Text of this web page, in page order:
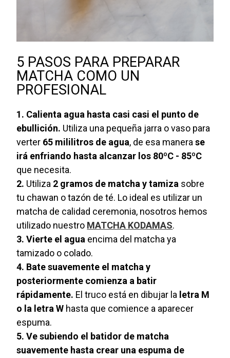
5 PASOS PARA PREPARAR
MATCHA COMO UN
PROFESIONAL
1. Calienta agua hasta casi casi el punto de
ebullición. Utiliza una pequeña jarra o vaso para
verter 65 mililitros de agua, de esa manerase
irá enfriando hasta alcanzar los 80ºC - 85ºC
que necesita.
2. Utiliza 2 gramos de matcha y tamiza sobre
tu chawan o tazón de té. Lo ideal es utilizar un
matcha de calidad ceremonia, nosotros hemos
utilizado nuestro MATCHA KODAMAS.
3. Vierte el agua encima del matcha ya
tamizado o colado.
4. Bate suavemente el matcha y
posteriormente comienza a batir
rápidamente. El truco está en dibujar la letra M
o la letra W hasta que comience a aparecer
espuma.
5. Ve subiendo el batidor de matcha
suavemente hasta crear una espuma de